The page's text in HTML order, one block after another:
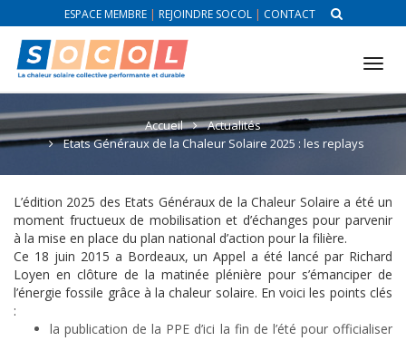
ESPACE MEMBRE| REJOINDRE SOCOL| CONTACT
Accueil
Actualités
Etats Généraux de la Chaleur Solaire 2025 : les replays
L’édition 2025 des Etats Généraux de la Chaleur Solaire a été un
moment fructueux de mobilisation et d’échanges pour parvenir
à la mise en place du plan national d’action pour la filière.
Ce 18 juin 2015 a Bordeaux, un Appel a été lancé par Richard
Loyen en clôture de la matinée plénière pour s’émanciper de
l’énergie fossile grâce à la chaleur solaire. En voici les points clés
:
la publication de la PPE d’ici la fin de l’été pour officialiser